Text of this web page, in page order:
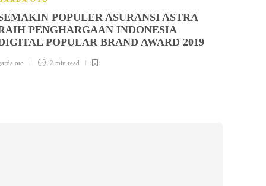
POPULER ASURANSI ASTRA
PENGHARGAAN INDONESIA
POPULAR BRAND AWARD 2019
oto 2 min read